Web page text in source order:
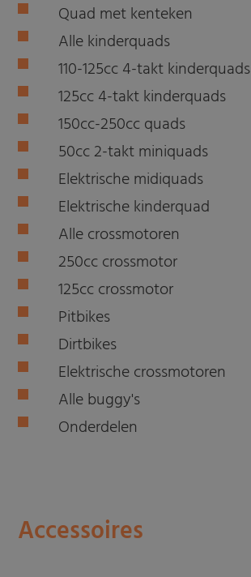
Quad met kenteken
Alle kinderquads
110-125cc 4-takt kinderquads
125cc 4-takt kinderquads
150cc-250cc quads
50cc 2-takt miniquads
Elektrische midiquads
Elektrische kinderquad
Alle crossmotoren
250cc crossmotor
125cc crossmotor
Pitbikes
Dirtbikes
Elektrische crossmotoren
Alle buggy's
Onderdelen
Accessoires